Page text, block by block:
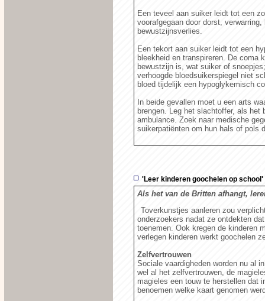
Een teveel aan suiker leidt tot een
voorafgegaan door dorst,
bewustzijnsverlies.
Een tekort aan suiker leidt tot een
bleekheid en transpireren. De coma
bewustzijn is, wat suiker of
verhoogde bloedsuikerspiegel niet
bloed tijdelijk een hypoglykemisch
In beide gevallen moet u een arts
brengen. Leg het slachtoffer, als
ambulance. Zoek naar medische
suikerpatiënten om hun hals of pols
'Leer kinderen goochelen op school'
Als het van de Britten afhangt,
Toverkunstjes aanleren zou
onderzoekers nadat ze ontdekten
toenemen. Ook kregen de kinderen
verlegen kinderen werkt goochelen
Zelfvertrouwen
Sociale vaardigheden worden nu al
wel al het zelfvertrouwen, de
magieles een touw te herstellen dat
benoemen welke kaart genomen